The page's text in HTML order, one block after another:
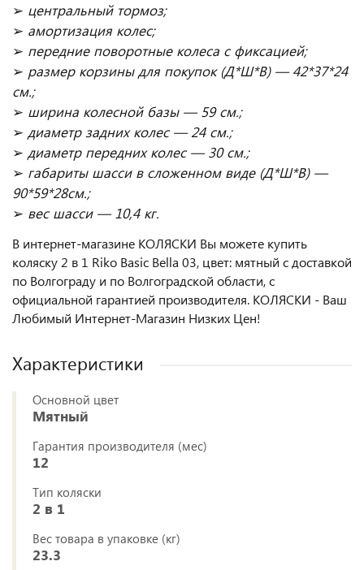
➢ центральный тормоз;
➢ амортизация колес;
➢ передние поворотные колеса с фиксацией;
➢ размер корзины для покупок (Д*Ш*В) — 42*37*24
см.;
➢ ширина колесной базы — 59 см.;
➢ диаметр задних колес — 24 см.;
➢ диаметр передних колес — 30 см.;
➢ габариты шасси в сложенном виде (Д*Ш*В) —
90*59*28см.;
➢ вес шасси — 10,4 кг.
В интернет-магазине КОЛЯСКИ Вы можете купить
коляску 2 в 1 Riko Basic Bella 03, цвет: мятный с доставкой
по Волгограду и по Волгоградской области, с
официальной гарантией производителя. КОЛЯСКИ - Ваш
Любимый Интернет-Магазин Низких Цен!
Характеристики
Основной цвет
Мятный
Гарантия производителя (мес)
12
Тип коляски
2 в 1
Вес товара в упаковке (кг)
23.3